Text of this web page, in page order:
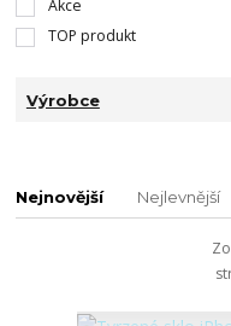
Akce
TOP produkt
Výrobce
Nejnovější Nejlevnější